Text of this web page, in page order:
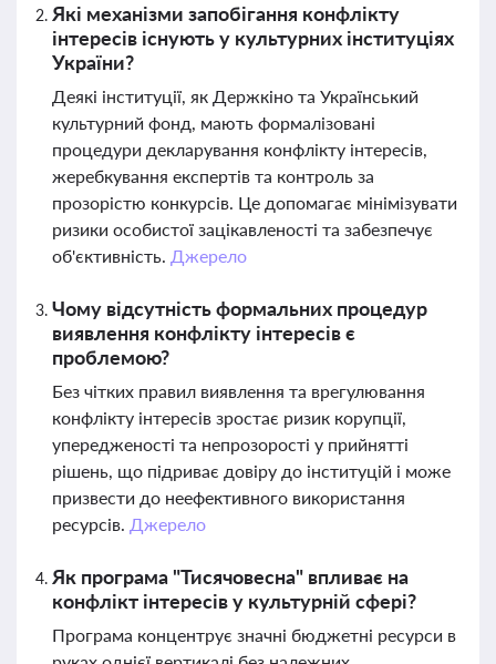
Які механізми запобігання конфлікту
інтересів існують у культурних інституціях
України?
Деякі інституції, як Держкіно та Український
культурний фонд, мають формалізовані
процедури декларування конфлікту інтересів,
жеребкування експертів та контроль за
прозорістю конкурсів. Це допомагає мінімізувати
ризики особистої зацікавленості та забезпечує
об'єктивність. Джерело
Чому відсутність формальних процедур
виявлення конфлікту інтересів є
проблемою?
Без чітких правил виявлення та врегулювання
конфлікту інтересів зростає ризик корупції,
упередженості та непрозорості у прийнятті
рішень, що підриває довіру до інституцій і може
призвести до неефективного використання
ресурсів. Джерело
Як програма "Тисячовесна" впливає на
конфлікт інтересів у культурній сфері?
Програма концентрує значні бюджетні ресурси в